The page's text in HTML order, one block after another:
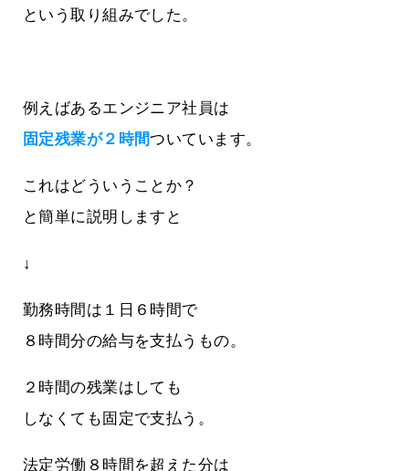
という取り組みでした。
例えばあるエンジニア社員は
固定残業が２時間ついています。
これはどういうことか？
と簡単に説明しますと
↓
勤務時間は１日６時間で
８時間分の給与を支払うもの。
２時間の残業はしても
しなくても固定で支払う。
法定労働８時間を超えた分は